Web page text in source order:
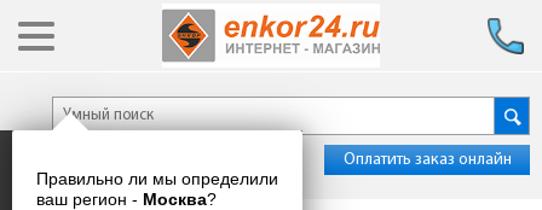
Правильно ли мы определили
ваш регион - Москва?
Оплатить заказ онлайн